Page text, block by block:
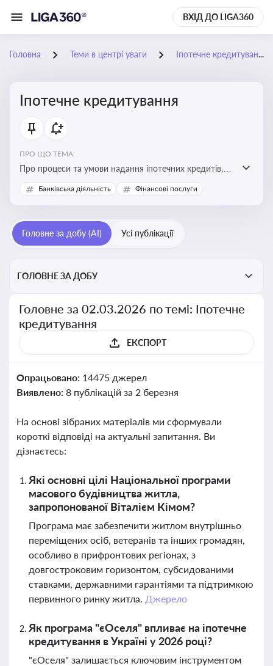
ВХІД ДО LIGA360
Головна Теми в центрі уваги Іпотечне кредитування
Іпотечне кредитування
ПРО ЩО ТЕМА:
Про процеси та умови надання іпотечних кредитів,
зміни у законодавстві та тенденції на ринку житла
Банківська діяльність Фінансові послуги
Головне за добу (AI) Усі публікації
ГОЛОВНЕ ЗА ДОБУ
Головне за 02.03.2026 по темі: Іпотечне
кредитування
ЕКСПОРТ
Опрацьовано: 14475 джерел
Виявлено: 8 публікацій за 2 березня
На основі зібраних матеріалів ми сформували
короткі відповіді на актуальні запитання. Ви
дізнаєтесь:
Які основні цілі Національної програми
масового будівництва житла,
запропонованої Віталієм Кімом?
Програма має забезпечити житлом внутрішньо
переміщених осіб, ветеранів та інших громадян,
особливо в прифронтових регіонах, з
довгостроковим горизонтом, субсидованими
ставками, державними гарантіями та підтримкою
первинного ринку житла. Джерело
Як програма "єОселя" впливає на іпотечне
кредитування в Україні у 2026 році?
"єОселя" залишається ключовим інструментом